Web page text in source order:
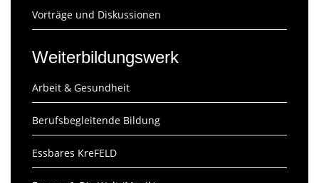
Vorträge und Diskussionen
Weiterbildungswerk
Arbeit & Gesundheit
Berufsbegleitende Bildung
Essbares KreFELD